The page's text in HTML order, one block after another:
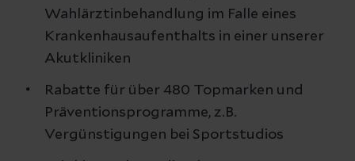
Wahlärztinbehandlung im Falle eines
Krankenhausaufenthalts in einer unserer
Akutkliniken
Rabatte für über 480 Topmarken und
Präventionsprogramme, z.B.
Vergünstigungen bei Sportstudios